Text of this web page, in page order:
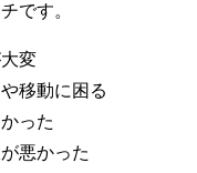
です。
変
移動に困る
った
悪かった